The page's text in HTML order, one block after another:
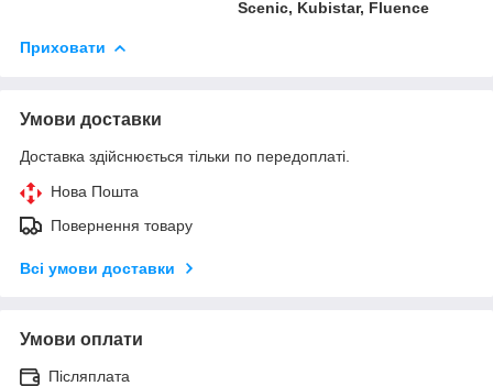
Scenic, Kubistar, Fluence
Приховати
Умови доставки
Доставка здійснюється тільки по передоплаті.
Нова Пошта
Повернення товару
Всі умови доставки
Умови оплати
Післяплата